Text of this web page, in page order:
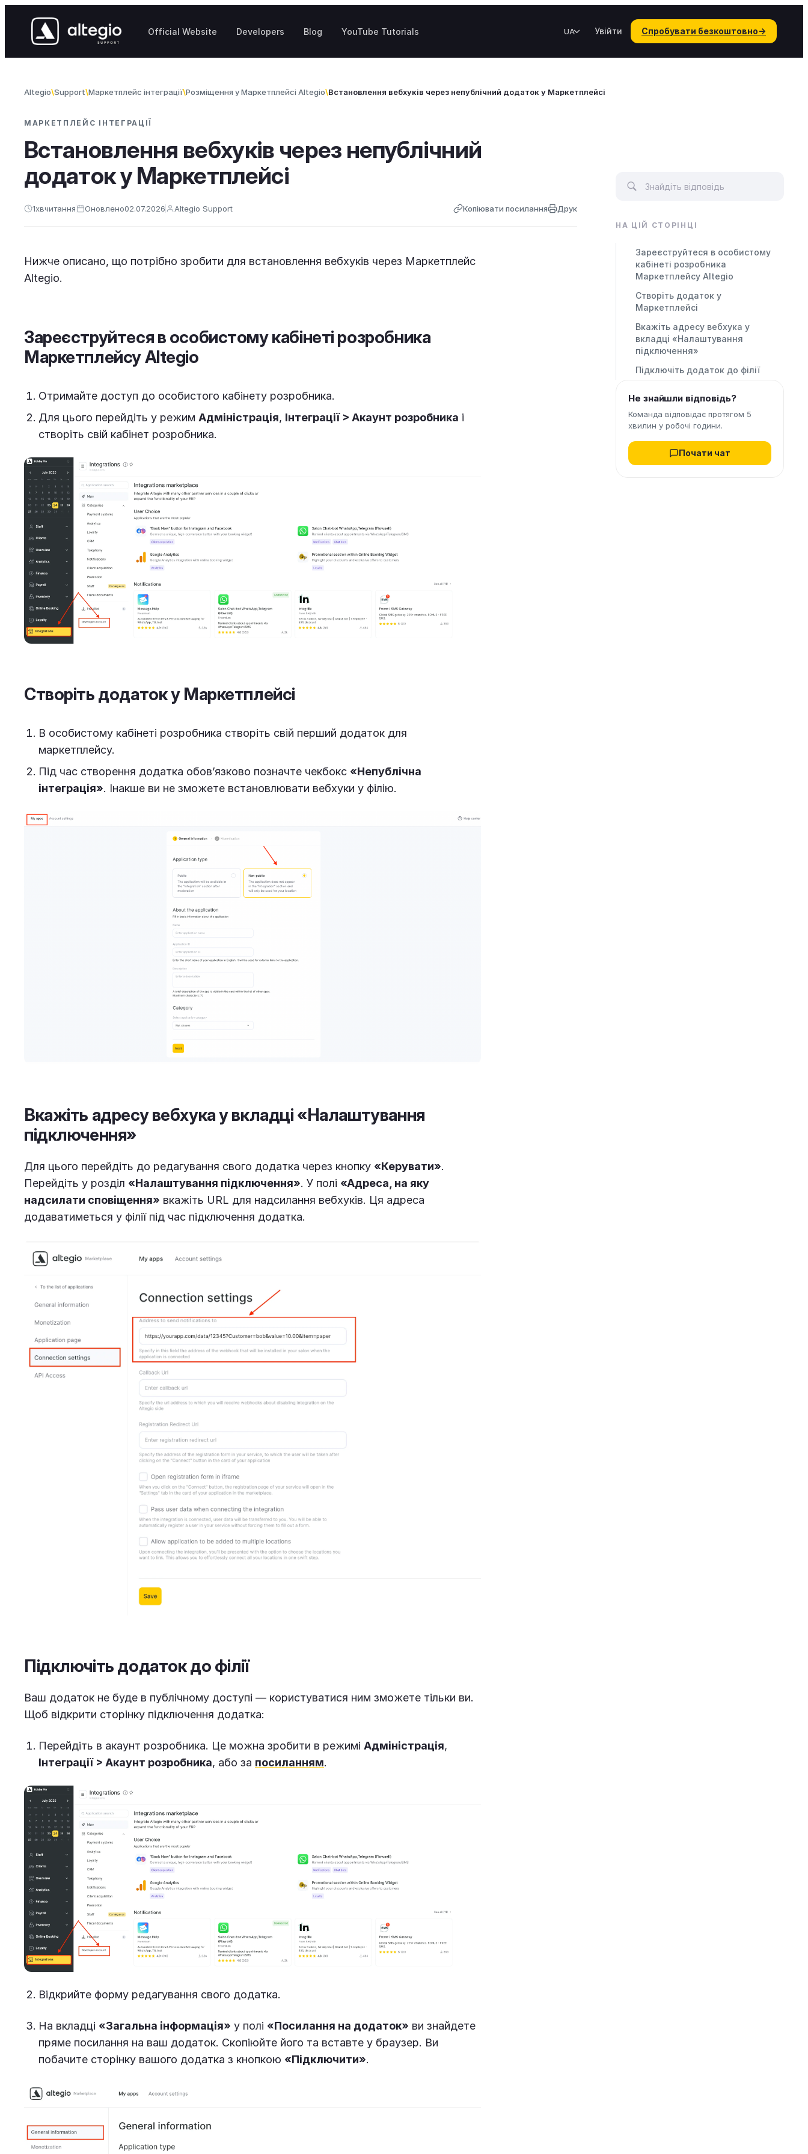
Official Website Developers Blog YouTube Tutorials UA Увійти Спробувати безкоштовно→
Altegio Support Маркетплейс інтеграції Розміщення у Маркетплейсі Altegio Встановлення вебхуків через непублічний додаток у Маркетплейсі
МАРКЕТПЛЕЙС ІНТЕГРАЦІЇ
Встановлення вебхуків через непублічний
додаток у Маркетплейсі
1хвчитання Оновлено02.07.2026 Altegio Support Копіювати посилання Друк
Нижче описано, що потрібно зробити для встановлення вебхуків через Маркетплейс
Altegio.
Зареєструйтеся в особистому кабінеті розробника
Маркетплейсу Altegio
Отримайте доступ до особистого кабінету розробника.
Для цього перейдіть у режим Адміністрація, Інтеграції > Акаунт розробника і
створіть свій кабінет розробника.
Створіть додаток у Маркетплейсі
В особистому кабінеті розробника створіть свій перший додаток для
маркетплейсу.
Під час створення додатка обов’язково позначте чекбокс «Непублічна
інтеграція». Інакше ви не зможете встановлювати вебхуки у філію.
Вкажіть адресу вебхука у вкладці «Налаштування
підключення»
Для цього перейдіть до редагування свого додатка через кнопку «Керувати».
Перейдіть у розділ «Налаштування підключення». У полі «Адреса, на яку
надсилати сповіщення» вкажіть URL для надсилання вебхуків. Ця адреса
додаватиметься у філії під час підключення додатка.
Підключіть додаток до філії
Ваш додаток не буде в публічному доступі — користуватися ним зможете тільки ви.
Щоб відкрити сторінку підключення додатка:
Перейдіть в акаунт розробника. Це можна зробити в режимі Адміністрація,
Інтеграції > Акаунт розробника, або за посиланням.
Відкрийте форму редагування свого додатка.
На вкладці «Загальна інформація» у полі «Посилання на додаток» ви знайдете
пряме посилання на ваш додаток. Скопіюйте його та вставте у браузер. Ви
побачите сторінку вашого додатка з кнопкою «Підключити».
НА ЦІЙ СТОРІНЦІ
Зареєструйтеся в особистому
кабінеті розробника
Маркетплейсу Altegio
Створіть додаток у
Маркетплейсі
Вкажіть адресу вебхука у
вкладці «Налаштування
підключення»
Підключіть додаток до філії
Не знайшли відповідь?
Команда відповідає протягом 5
хвилин у робочі години.
Почати чат